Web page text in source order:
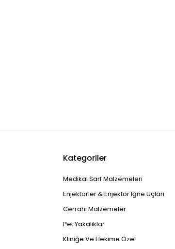
Kategoriler
Medikal Sarf Malzemeleri
Enjektörler & Enjektör İğne Uçları
Cerrahi Malzemeler
Pet Yakalıklar
Kliniğe Ve Hekime Özel